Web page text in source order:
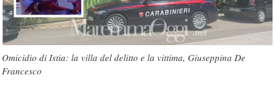
Omicidio di Istia: la villa del delitto e la vittima, Giuseppina De
Francesco